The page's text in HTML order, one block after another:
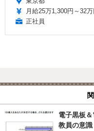
月給25万1,300円～32万
正社員
電子黒板
教員の意識